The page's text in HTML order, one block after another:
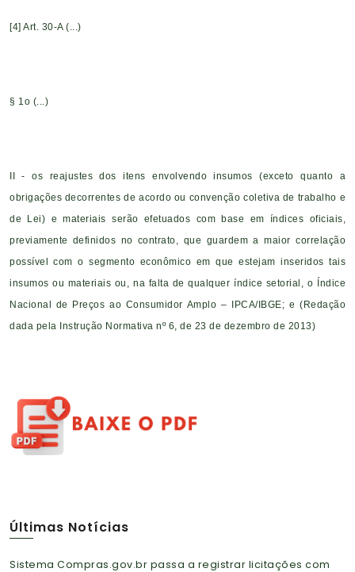
[4] Art. 30-A (...)
§ 1o (...)
II - os reajustes dos itens envolvendo insumos (exceto quanto a
obrigações decorrentes de acordo ou convenção coletiva de trabalho e
de Lei) e materiais serão efetuados com base em índices oficiais,
previamente definidos no contrato, que guardem a maior correlação
possível com o segmento econômico em que estejam inseridos tais
insumos ou materiais ou, na falta de qualquer índice setorial, o Índice
Nacional de Preços ao Consumidor Amplo – IPCA/IBGE; e (Redação
dada pela Instrução Normativa nº 6, de 23 de dezembro de 2013)
Últimas Notícias
Sistema Compras.gov.br passa a registrar licitações com